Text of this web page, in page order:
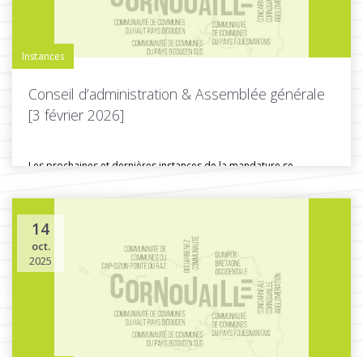
Instances
Conseil d’administration & Assemblée générale
[3 février 2026]
Les prochaines et dernières instances de la mandature se
Toutes les actus de cette rubrique
14
oct.
2025